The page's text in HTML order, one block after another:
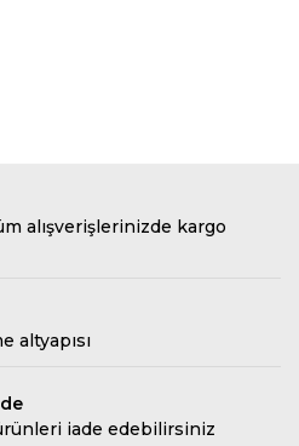
alışverişlerinizde kargo
altyapısı
iade edebilirsiniz